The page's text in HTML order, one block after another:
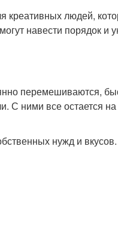
креативных людей,
навести порядок и
перемешиваются,
С ними все остается
нужд и